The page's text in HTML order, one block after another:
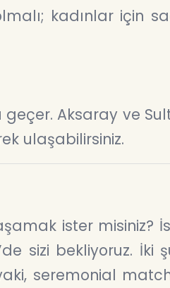
kadınlar için
Aksaray ve
ulaşabilirsiniz.
ister misiniz?
sizi bekliyoruz. İki
seremonial